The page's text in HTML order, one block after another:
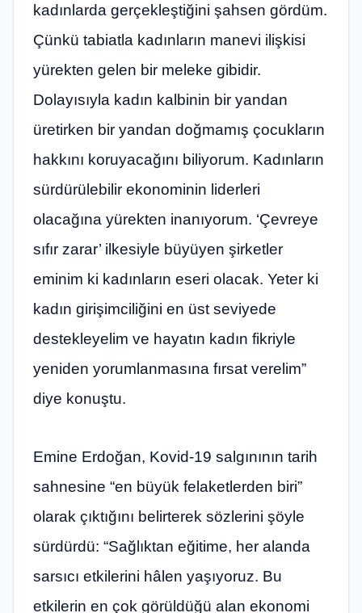
kadınlarda gerçekleştiğini şahsen gördüm.
Çünkü tabiatla kadınların manevi ilişkisi
yürekten gelen bir meleke gibidir.
Dolayısıyla kadın kalbinin bir yandan
üretirken bir yandan doğmamış çocukların
hakkını koruyacağını biliyorum. Kadınların
sürdürülebilir ekonominin liderleri
olacağına yürekten inanıyorum. ‘Çevreye
sıfır zarar’ ilkesiyle büyüyen şirketler
eminim ki kadınların eseri olacak. Yeter ki
kadın girişimciliğini en üst seviyede
destekleyelim ve hayatın kadın fikriyle
yeniden yorumlanmasına fırsat verelim”
diye konuştu.
Emine Erdoğan, Kovid-19 salgınının tarih
sahnesine “en büyük felaketlerden biri”
olarak çıktığını belirterek sözlerini şöyle
sürdürdü: “Sağlıktan eğitime, her alanda
sarsıcı etkilerini hâlen yaşıyoruz. Bu
etkilerin en çok görüldüğü alan ekonomi